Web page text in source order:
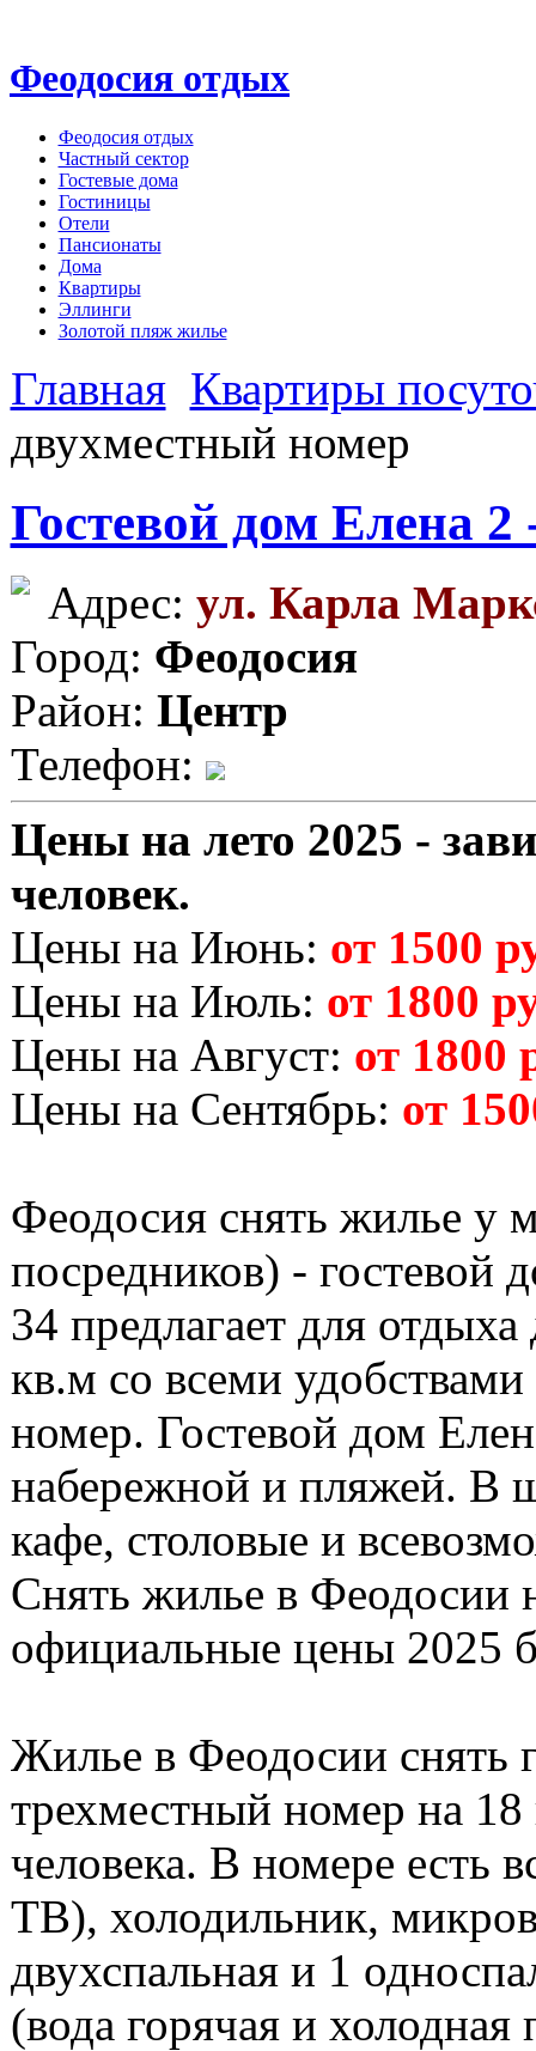
Феодосия отдых
Феодосия отдых
Частный сектор
Гостевые дома
Гостиницы
Отели
Пансионаты
Дома
Квартиры
Эллинги
Золотой пляж жилье
Главная Квартиры
двухместный номер
Гостевой дом Елена
Адрес: ул. Карла
Город: Феодосия
Район: Центр
Телефон:
Цены на лето 2025 -
человек.
Цены на Июнь: от 1500
Цены на Июль: от 1800
Цены на Август: от 1800
Цены на Сентябрь: от
Феодосия снять жилье у
посредников) - гостевой
34 предлагает для
кв.м со всеми
номер. Гостевой дом
набережной и пляжей. В
кафе, столовые и
Снять жилье в Феодосии
официальные цены 2025
Жилье в Феодосии снять
трехместный номер на 18
человека. В номере есть
ТВ), холодильник,
двухспальная и 1
(вода горячая и холодная